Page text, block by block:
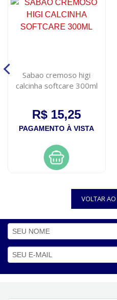
Sabao cremoso higi
calcinha softcare 300ml
R$ 15,25
PAGAMENTO À VISTA
VOLTAR